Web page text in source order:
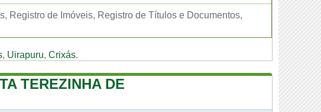
Registro de Imóveis, Registro de Títulos e Documentos,
, Uirapuru, Crixás.
TEREZINHA DE